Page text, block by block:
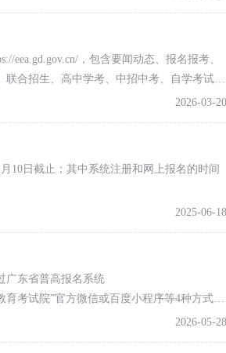
eea.gd.gov.cn/，包含要闻动态、报名报考、
合招生、高中学考、中招中考、自学考试、
2026-03-20
10日截止；其中系统注册和网上报名的时间
2025-06-18
广东省普高报名系统
育考试院”官方微信或百度小程序等4种方式来
2026-05-28